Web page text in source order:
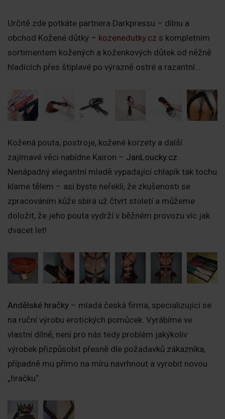
Určitě zde potkáte partnera Darkpressu – dílnu a
obchod Kožené důtky – kozenedutky.cz s kompletním
sortimentem kožených a koženkových důtek od něžně
hladících přes štiplavé po výrazně ostré a razantní…
Kožená pouta, postroje, kožené korzety a další
zajímavé věci nabídne Kairon – JanLoucky.cz
Nenápadný elegantní mladě vypadající chlapík tak tochu
klame tělem – asi byste neřekli, že zkušenosti se
zpracováním kůže sbírá už čtvrt století a můžeme
doložit, že jeho pouta vydrží v běžném provozu víc jak
dvacet let!
Andělské hračky – mladá česká firma, specializující se
na ruční výrobu erotických pomůcek. Vyrábíme ve
vlastní dílně, není pro nás tedy problém jakýkoliv
výrobek přizpůsobit přesně dle požadavků zákazníka,
případně mu přímo na míru navrhnout a vyrobit novou
„hračku“.